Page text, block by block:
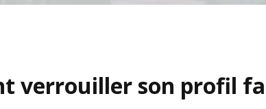
verrouiller son profil